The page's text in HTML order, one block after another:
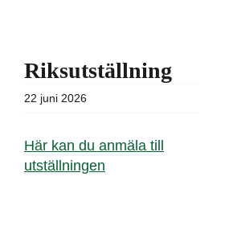
Riksutställning
22 juni 2026
Här kan du anmäla till
utställningen